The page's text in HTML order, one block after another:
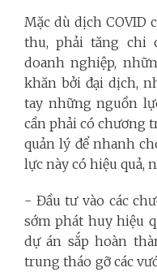
Mặc dù dịch COVID
thu, phải tăng chi
doanh nghiệp,
khăn bởi đại dịch,
tay những nguồn
cần phải có chương
quản lý để nhanh
lực này có hiệu quả,
- Đầu tư vào các
sớm phát huy hiệu
dự án sắp hoàn
trung tháo gỡ các